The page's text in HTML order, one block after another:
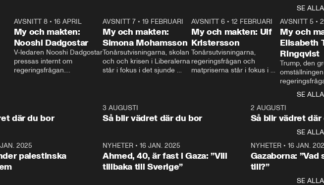
SE ALLA
AVSNITT 8• 16 APRIL
My och makten:
Nooshi Dadgostar
V-ledaren Nooshi Dadgostar
pressas internt om
regeringsfrågan.
– Vi ställer upp i val. Ska vi
vara med så sitter vi förstås
24:30
AVSNITT 7• 19 FEBRUARI
My och makten:
Simona Mohamsson
Tonårsutvisningarna, skolan
och och krisen i Liberalerna
står i fokus i det sjunde
kommentator My
Rohwedder ställer
utbildnings- och
Mohamsson till svars.
27:30
AVSNITT 6 •12 FEBRUARI
My och makten: Ulf
Kristersson
Tonårsutvisningarna,
regeringsfrågan och
matpriserna står i fokus i
Rohwedder ställer
statsminister Ulf Kristersson
AVSNITT 5 •
My och
Elisabeth
Ringqvist
Trump, den
centrum i
avsnittet av
Makten”. Se
Aftonbladets
Rohwedder
Thand Ring
SE ALLA
där du bor
3 AUGUSTI
Så blir vädret där du bor
2 AUGUSTI
Så blir vädret där
SE ALLA
2025
palestinska
NYHETER• 16 JAN. 2025
Ahmed, 40, är fast i Gaza: ”Vill
tillbaka till Sverige”
NYHETER• 16 JAN.
Gazaborna:
till?”
SE ALLA